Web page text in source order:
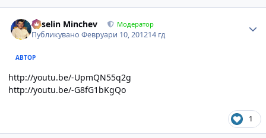
Veselin Minchev Модератор
ПубликуваноФевруари 10, 201214 гд
АВТОР
http://youtu.be/-UpmQN55q2g
http://youtu.be/-G8fG1bKgQo
1